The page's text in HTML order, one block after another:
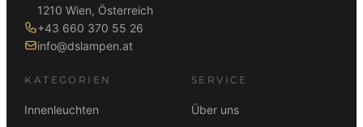
1210 Wien, Österreich
+43 660 370 55 26
info@dslampen.at
KATEGORIEN
Innenleuchten
SERVICE
Über uns